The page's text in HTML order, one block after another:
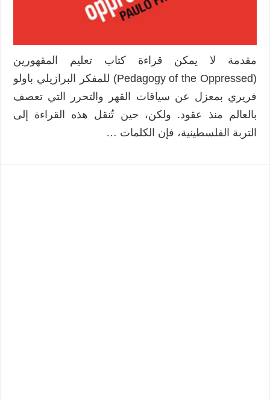
في
الواقع
الفلسطيني
مغلقة
مقدمة لا يمكن قراءة كتاب تعليم المقهورين
(Pedagogy of the Oppressed) للمفكر البرازيلي باولو
فريري بمعزل عن سياقات القهر والتحرر التي تعصف
بالعالم منذ عقود. ولكن، حين تُنقل هذه القراءة إلى
التربة الفلسطينية، فإن الكلمات …